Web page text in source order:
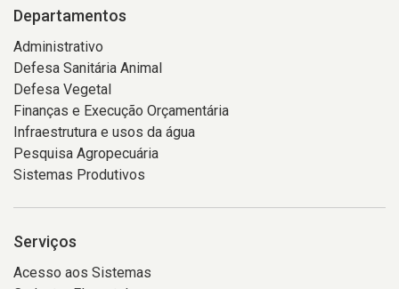
Departamentos
Administrativo
Defesa Sanitária Animal
Defesa Vegetal
Finanças e Execução Orçamentária
Infraestrutura e usos da água
Pesquisa Agropecuária
Sistemas Produtivos
Serviços
Acesso aos Sistemas